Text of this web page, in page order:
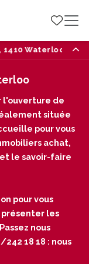
18
l'ouverture de
située
pour vous
achat,
le savoir-faire
pour vous
les
nous
18 18 : nous